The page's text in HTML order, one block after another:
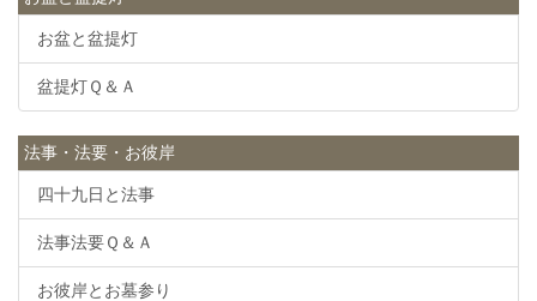
お盆と盆提灯
盆提灯Ｑ＆Ａ
法事・法要・お彼岸
四十九日と法事
法事法要Ｑ＆Ａ
お彼岸とお墓参り